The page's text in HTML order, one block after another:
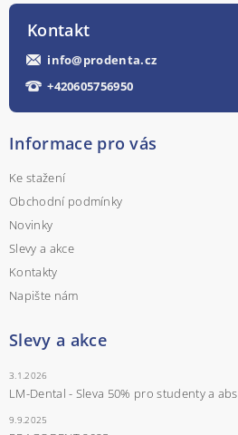
Kontakt
info@prodenta.cz
+420605756950
Informace pro vás
Ke stažení
Obchodní podmínky
Novinky
Slevy a akce
Kontakty
Napište nám
Slevy a akce
3.1.2026
LM-Dental - Sleva 50% pro studenty a
9.9.2025